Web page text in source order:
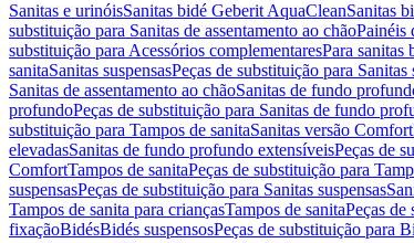
Sanitas e urinóisSanitas bidé Geberit AquaCleanSanitas
substituição para Sanitas de assentamento ao chãoPainéis
substituição para Acessórios complementaresPara sanitas
sanitaSanitas suspensasPeças de substituição para Sanitas
Sanitas de assentamento ao chãoSanitas de fundo
profundoPeças de substituição para Sanitas de fundo
substituição para Tampos de sanitaSanitas versão Comfort
elevadasSanitas de fundo profundo extensíveisPeças de
ComfortTampos de sanitaPeças de substituição para
suspensasPeças de substituição para Sanitas suspensas
Tampos de sanita para criançasTampos de sanitaPeças de
fixaçãoBidésBidés suspensosPeças de substituição para